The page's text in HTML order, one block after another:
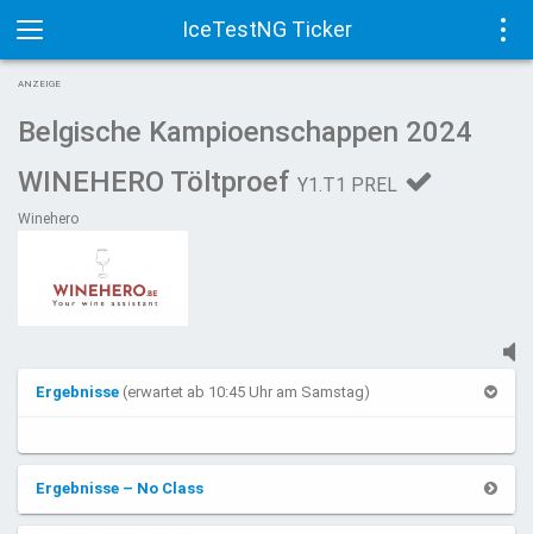
IceTestNG Ticker
Toggle
navigation
ANZEIGE
Belgische Kampioenschappen 2024
WINEHERO Töltproef Y1.T1 PREL
Winehero
Ergebnisse (erwartet ab 10:45 Uhr am Samstag)
Ergebnisse – No Class